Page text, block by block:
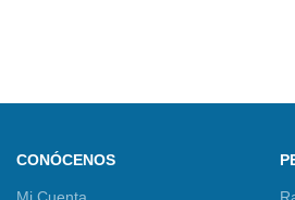
CONÓCENOS